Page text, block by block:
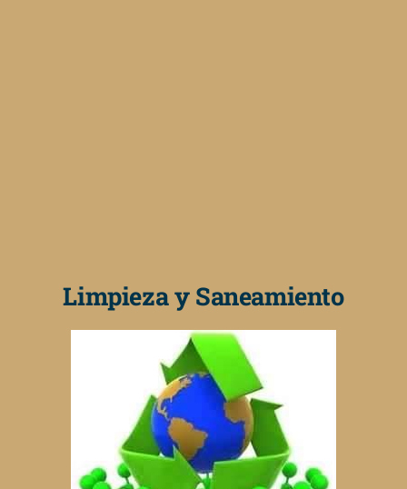
Limpieza y Saneamiento